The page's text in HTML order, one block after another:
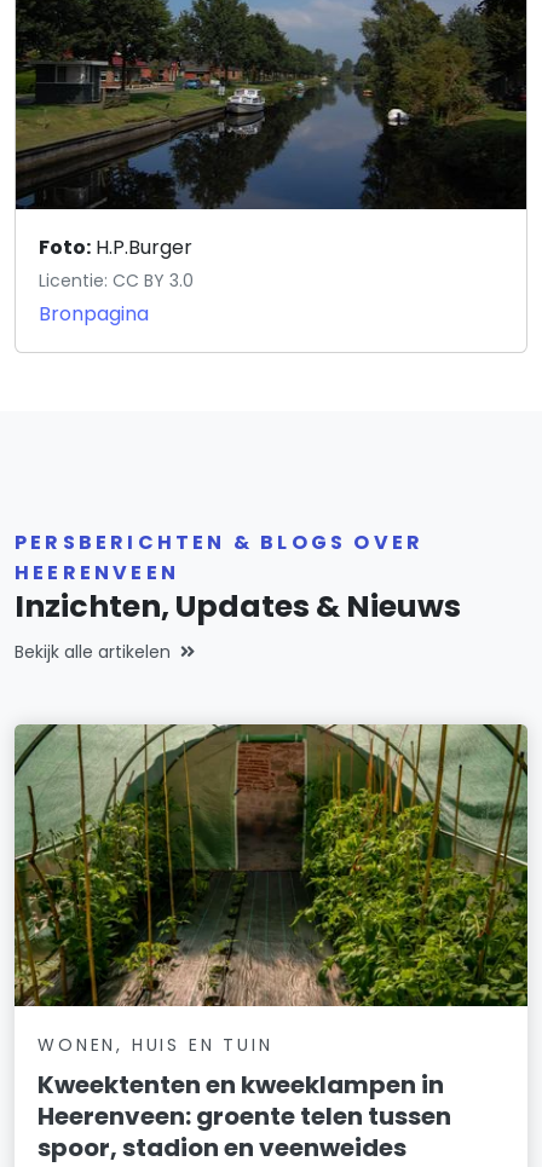
Foto: H.P.Burger
Licentie: CC BY 3.0
Bronpagina
PERSBERICHTEN & BLOGS OVER
HEERENVEEN
Inzichten, Updates & Nieuws
Bekijk alle artikelen
WONEN, HUIS EN TUIN
Kweektenten en kweeklampen in
Heerenveen: groente telen tussen
spoor, stadion en veenweides